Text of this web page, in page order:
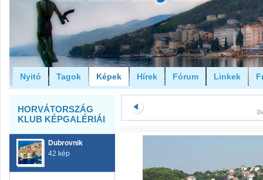
Nyitó Tagok Képek Hírek Fórum Linkek
HORVÁTORSZÁG
KLUB KÉPGALÉRIÁI
Dubrovnik
42 kép